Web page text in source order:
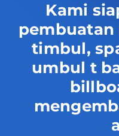
Kami
pembuatan
timbul,
umbul t